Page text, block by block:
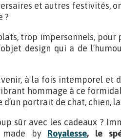
et autres festivités,
?
trop impersonnels,
design qui a de
à la fois intemporel et
hommage à ce
d’un portrait de chat, chien,
sûr avec les cadeaux ?
by Royalesse, le